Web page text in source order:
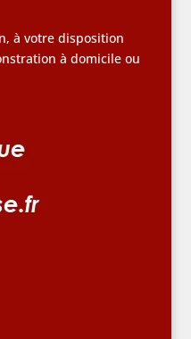
à votre disposition
à domicile ou